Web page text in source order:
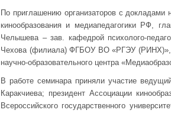
По приглашению организаторов с
кинообразования и медиапедагогики РФ,
Челышева – зав. кафедрой психолого-
Чехова (филиала) ФГБОУ ВО «РГЭУ (РИНХ)»,
научно-образовательного центра
В работе семинара приняли участие
Каракчиева; президент Ассоциации
Всероссийского государственного